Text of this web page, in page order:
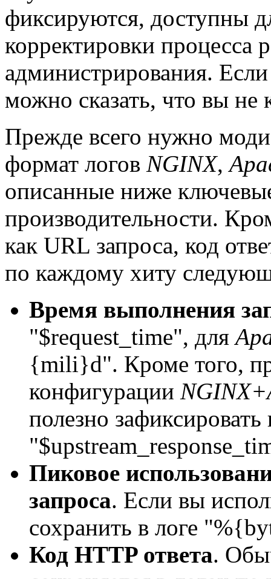
фиксируются, доступны
корректировки процесса
администрирования.
можно сказать, что вы не
Прежде всего нужно
формат логов NGINX,
описанные ниже
производительности.
как URL запроса, код
по каждому хиту
Время выполнения
"$request_time", для
{mili}d". Кроме того,
конфигурации
полезно
Пиковое
запроса. Если вы
сохранить в логе
Код HTTP ответа.